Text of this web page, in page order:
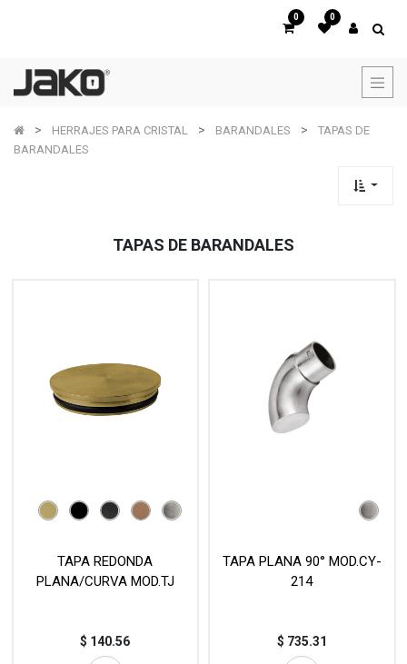
0 0
HERRAJES PARA CRISTAL BARANDALES
TAPAS DE
BARANDALES
TAPAS DE BARANDALES
TAPA REDONDA
PLANA/CURVA MOD.TJ
$ 140.56
TAPA PLANA 90° MOD.CY-
214
$ 735.31